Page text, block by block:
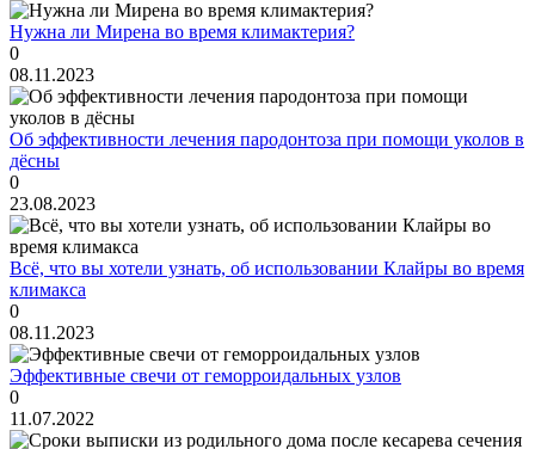
Нужна ли Мирена во время климактерия?
0
08.11.2023
Об эффективности лечения пародонтоза при помощи уколов в
дёсны
0
23.08.2023
Всё, что вы хотели узнать, об использовании Клайры во время
климакса
0
08.11.2023
Эффективные свечи от геморроидальных узлов
0
11.07.2022